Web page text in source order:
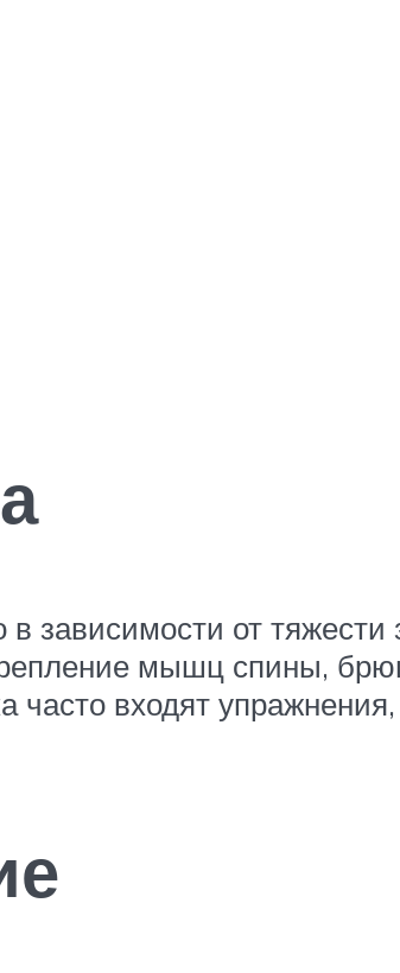
зависимости от
мышц спины,
часто входят